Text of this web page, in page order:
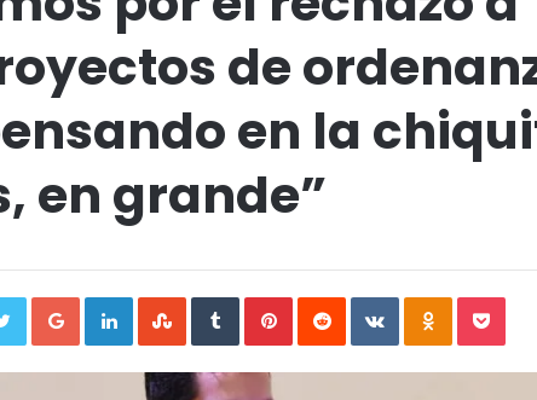
de
en la
en grande”
TwitterGoogle+LinkedInStumbleUpon
TumblrPinterestReddit VKontakte